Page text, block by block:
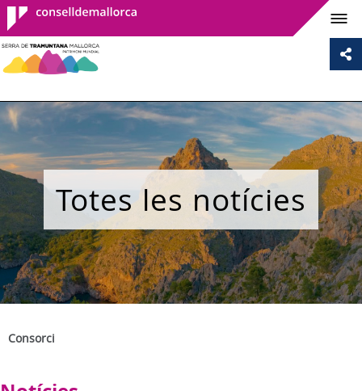
Consell de
Mallorca
Totes les notícies
Consorci